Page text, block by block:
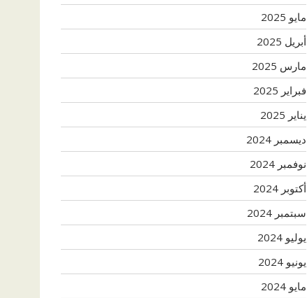
مايو 2025
أبريل 2025
مارس 2025
فبراير 2025
يناير 2025
ديسمبر 2024
نوفمبر 2024
أكتوبر 2024
سبتمبر 2024
يوليو 2024
يونيو 2024
مايو 2024